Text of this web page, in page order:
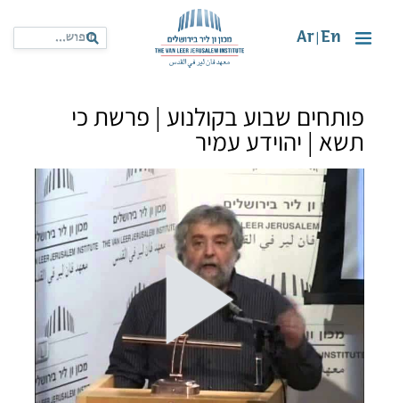
En
Ar
פותחים שבוע בקולנוע | פרשת כי
תשא | יהוידע עמיר